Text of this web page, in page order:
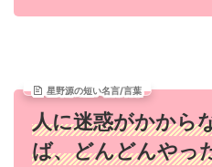
星野源の短い名言/言葉
人に迷惑がかから
ば、どんどんやっ